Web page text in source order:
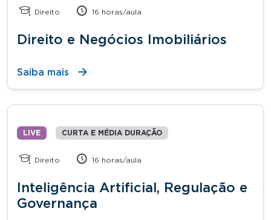
Direito 16 horas/aula
Direito e Negócios Imobiliários
Saiba mais
LIVE CURTA E MÉDIA DURAÇÃO
Direito 16 horas/aula
Inteligência Artificial, Regulação e
Governança